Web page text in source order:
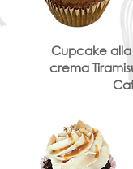
Cupcake
crema